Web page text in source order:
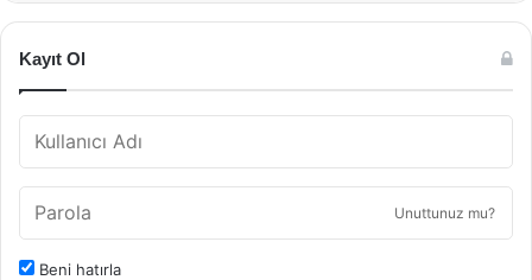
Kayıt Ol
Unuttunuz mu?
Beni hatırla